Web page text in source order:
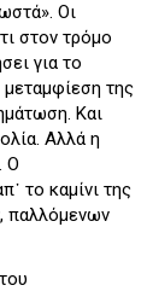
Οι
στον τρόμο
για το
της
Και
Αλλά η
Ο
το καμίνι της
παλλόμενων